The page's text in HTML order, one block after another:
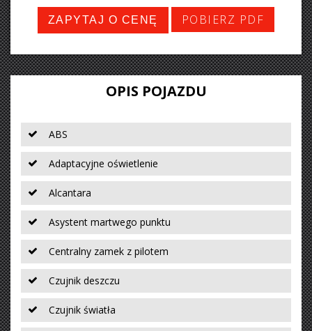
ZAPYTAJ O CENĘ POBIERZ PDF
OPIS POJAZDU
ABS
Adaptacyjne oświetlenie
Alcantara
Asystent martwego punktu
Centralny zamek z pilotem
Czujnik deszczu
Czujnik światła